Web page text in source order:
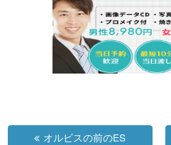
オルビスの前のES